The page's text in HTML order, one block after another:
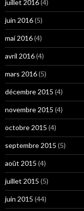
juillet 2016(4)
juin 2016(5)
mai 2016(4)
avril 2016(4)
mars 2016(5)
décembre 2015 (4)
novembre 2015 (4)
octobre 2015 (4)
septembre 2015 (5)
août 2015 (4)
juillet 2015 (5)
juin 2015 (44)